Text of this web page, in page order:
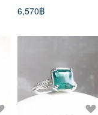
6,570฿